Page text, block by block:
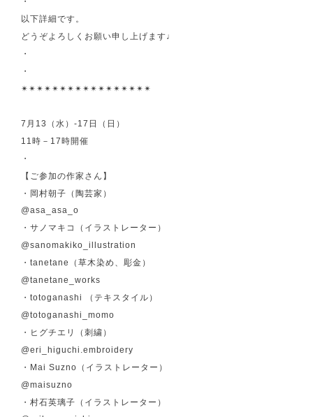
以下詳細です。
どうぞよろしくお願い申し上げます♩
・
・
✴︎✴︎✴︎✴︎✴︎✴︎✴︎✴︎✴︎✴︎✴︎✴︎✴︎✴︎✴︎✴︎✴︎
7月13（水）-17日（日）
11時－17時開催
・
【ご参加の作家さん】
・岡村朝子（陶芸家）
@asa_asa_o
・サノマキコ（イラストレーター）
@sanomakiko_illustration
・tanetane（草木染め、彫金）
@tanetane_works
・totoganashi （テキスタイル）
@totoganashi_momo
・ヒグチエリ（刺繍）
@eri_higuchi.embroidery
・Mai Suzno（イラストレーター）
@maisuzno
・村石英璃子（イラストレーター）